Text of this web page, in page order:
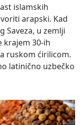
islamskih
arapski. Kad
Saveza, u zemlji
krajem 30-ih
ruskom ćirilicom.
latinično uzbečko